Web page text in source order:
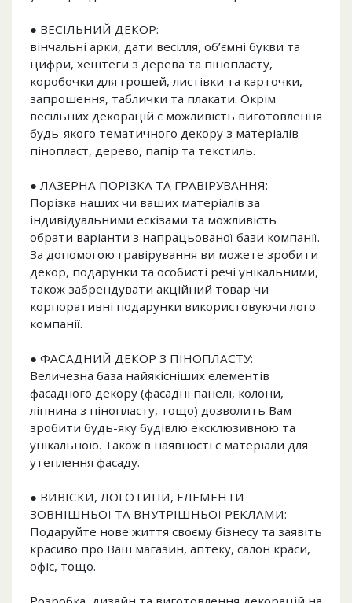
● ВЕСІЛЬНИЙ ДЕКОР:
вінчальні арки, дати весілля, об’ємні букви та
цифри, хештеги з дерева та пінопласту,
коробочки для грошей, листівки та карточки,
запрошення, таблички та плакати. Окрім
весільних декорацій є можливість виготовлення
будь-якого тематичного декору з матеріалів
пінопласт, дерево, папір та текстиль.
● ЛАЗЕРНА ПОРІЗКА ТА ГРАВІРУВАННЯ:
Порізка наших чи ваших матеріалів за
індивідуальними ескізами та можливість
обрати варіанти з напрацьованої бази компанії.
За допомогою гравірування ви можете зробити
декор, подарунки та особисті речі унікальними,
також забрендувати акційний товар чи
корпоративні подарунки використовуючи лого
компанії.
● ФАСАДНИЙ ДЕКОР З ПІНОПЛАСТУ:
Величезна база найякісніших елементів
фасадного декору (фасадні панелі, колони,
ліпнина з пінопласту, тощо) дозволить Вам
зробити будь-яку будівлю ексклюзивною та
унікальною. Також в наявності є матеріали для
утеплення фасаду.
● ВИВІСКИ, ЛОГОТИПИ, ЕЛЕМЕНТИ
ЗОВНІШНЬОЇ ТА ВНУТРІШНЬОЇ РЕКЛАМИ:
Подаруйте нове життя своєму бізнесу та заявіть
красиво про Ваш магазин, аптеку, салон краси,
офіс, тощо.